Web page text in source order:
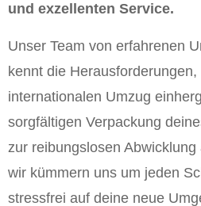
und exzellenten Service.
Unser Team von erfahrenen
kennt die
internationalen Umzug
sorgfältigen Verpackung
zur reibungslosen
wir kümmern uns um jeden
stressfrei auf deine neue